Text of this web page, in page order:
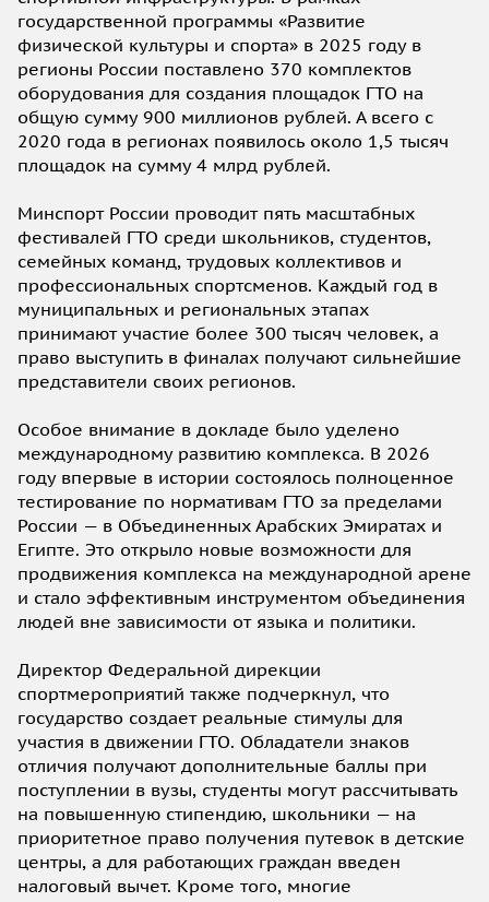
государственной программы «Развитие
физической культуры и спорта» в 2025 году в
регионы России поставлено 370 комплектов
оборудования для создания площадок ГТО на
общую сумму 900 миллионов рублей. А всего с
2020 года в регионах появилось около 1,5 тысяч
площадок на сумму 4 млрд рублей.
Минспорт России проводит пять масштабных
фестивалей ГТО среди школьников, студентов,
семейных команд, трудовых коллективов и
профессиональных спортсменов. Каждый год в
муниципальных и региональных этапах
принимают участие более 300 тысяч человек, а
право выступить в финалах получают сильнейшие
представители своих регионов.
Особое внимание в докладе было уделено
международному развитию комплекса. В 2026
году впервые в истории состоялось полноценное
тестирование по нормативам ГТО за пределами
России — в Объединенных Арабских Эмиратах и
Египте. Это открыло новые возможности для
продвижения комплекса на международной арене
и стало эффективным инструментом объединения
людей вне зависимости от языка и политики.
Директор Федеральной дирекции
спортмероприятий также подчеркнул, что
государство создает реальные стимулы для
участия в движении ГТО. Обладатели знаков
отличия получают дополнительные баллы при
поступлении в вузы, студенты могут рассчитывать
на повышенную стипендию, школьники — на
приоритетное право получения путевок в детские
центры, а для работающих граждан введен
налоговый вычет. Кроме того, многие